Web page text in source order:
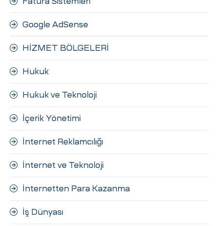
Google AdSense
HİZMET BÖLGELERİ
Hukuk
Hukuk ve Teknoloji
İçerik Yönetimi
İnternet Reklamcılığı
İnternet ve Teknoloji
İnternetten Para Kazanma
İş Dünyası